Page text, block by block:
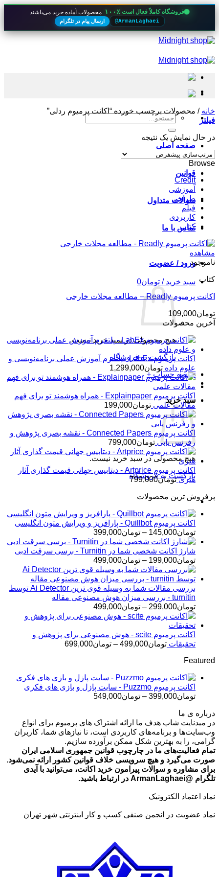
فروشگاه کاملاً فعال است ۱۰۰٪ محصولات آماده خرید می‌باشند
@ArmanLaghaei ارسال پیام در تلگرام
Skip
to
جستجو
صفحه اصلی
قوانین
سوالات متداول
تماس با ما
ورود / عضویت
سبد خرید / تومان0
هیچ محصولی در سبد خرید نیست.
بازگشت به فروشگاه
تسویه حساب +
سبد خرید
هیچ محصولی در سبد خرید نیست.
بازگشت به فروشگاه
خانه / محصولات برچسب خورده “اکانت پرمیوم ردلی”
فیلتر
در حال نمایش یک نتیجه
Browse
Credit
آموزشی
طراحی
فیلم
کاربردی
کتاب
مشاهده
ناموجود
کتاب
اکانت پرمیوم Readly – مطالعه مجلات خارجی
تومان109,000
آخرین محصولات
اکانت پرمیوم LabEx - پلتفرم آموزش عملی برنامه‌نویسی و
علوم داده تومان1,299,000
اکانت پرمیوم Explainpaper - همراه هوشمند تو برای فهم
مقالات علمی تومان199,000
اکانت پرمیوم Connected Papers - نقشه بصری پژوهش و
رفرنس یابی تومان799,000
اکانت پرمیوم Artprice - دیتابیس جهانی قیمت ‌گذاری آثار
هنری تومان799,000
پرفروش ترین محصولات
اکانت پرمیوم Quillbot - پارافریز و ویرایش متون انگلیسی
تومان145,000
– تومان399,000محدوده
قیمت:
تومان145,000
تا
تومان399,000
شارژ اکانت شخصی شما در Turnitin - برسی سرقت ادبی
تومان199,000
– تومان499,000محدوده
قیمت:
تومان199,000
تا
تومان499,000
بررسی مقالات شما به وسیله قوی ترین Ai Detector توسط
turnitin - بررسی میزان هوش مصنوعی مقاله
تومان299,000
– تومان499,000محدوده
قیمت:
تا
تومان499,000
اکانت پرمیوم scite - هوش مصنوعی برای پژوهش و
تحقیقات تومان499,000
– تومان699,000محدوده
تومان699,000
Featured
اکانت پرمیوم Puzzmo - سایت پازل و بازی های فکری
تومان399,000
– تومان549,000
تا
تومان549,000
درباره ی ما
در میدنایت شاپ هدف ما ارائه اشتراک های پرمیوم برای انواع
وب‌سایت‌ها و برنامه‌های کاربردی است، تا نیازهای شما، کاربران
گرامی، را به بهترین شکل ممکن برآورده سازیم.
تمام فعالیت‌های ما در چارچوب قوانین جمهوری اسلامی ایران
صورت می‌گیرد و هیچ سرویسی خلاف قوانین کشور ارائه نمی‌شود.
برای مشاوره و سوالات پیرامون خرید اکانت، می‌توانید با آیدی
تلگرام @ArmanLaghaei در ارتباط باشید.
نماد اعتماد الکترونیک
نماد عضویت در انجمن صنفی کسب و کار اینترنتی شهر تهران